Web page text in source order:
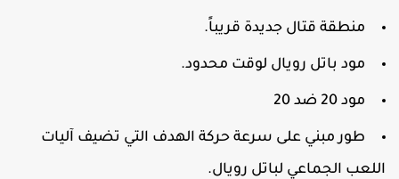
منطقة قتال جديدة قريباً.
مود باتل رويال لوقت محدود.
مود 20 ضد 20
طور مبني على سرعة حركة الهدف التي تضيف آليات
الجماعي لباتل رويال.